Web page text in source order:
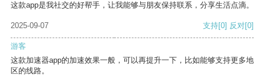
这款app是我社交的好帮手，让我能够与朋友保持联系，分享生活点滴。
2025-09-07 支持[0] 反对[0]
游客
这款加速器app的加速效果一般，可以再提升一下，比如能够支持更多地
区的线路。